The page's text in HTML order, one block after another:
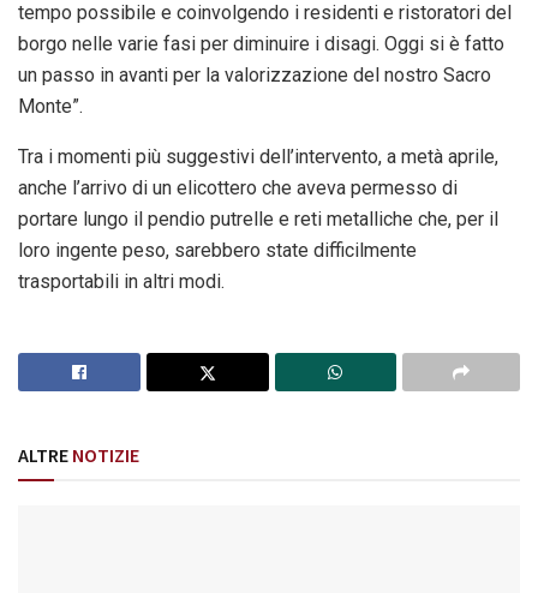
tempo possibile e coinvolgendo i residenti e ristoratori del
borgo nelle varie fasi per diminuire i disagi. Oggi si è fatto
un passo in avanti per la valorizzazione del nostro Sacro
Monte”.
Tra i momenti più suggestivi dell’intervento, a metà aprile,
anche l’arrivo di un elicottero che aveva permesso di
portare lungo il pendio putrelle e reti metalliche che, per il
loro ingente peso, sarebbero state difficilmente
trasportabili in altri modi.
ALTRE NOTIZIE